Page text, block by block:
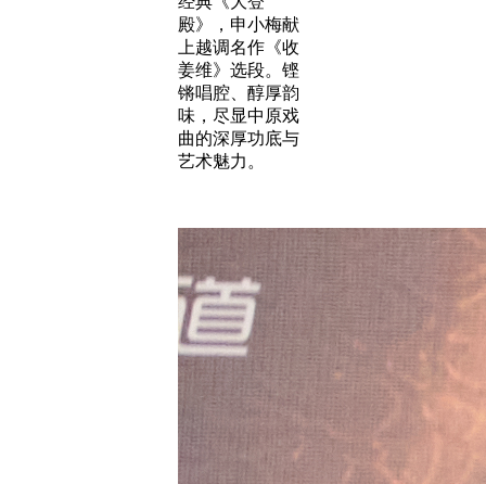
殿》，申小梅献
上越调名作《收
姜维》选段。铿
锵唱腔、醇厚韵
味，尽显中原戏
曲的深厚功底与
艺术魅力。